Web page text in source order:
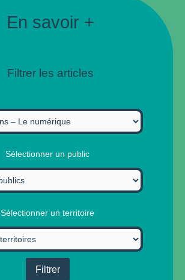
En savoir +
Filtrer les articles
Sélectionner un public
Sélectionner un territoire